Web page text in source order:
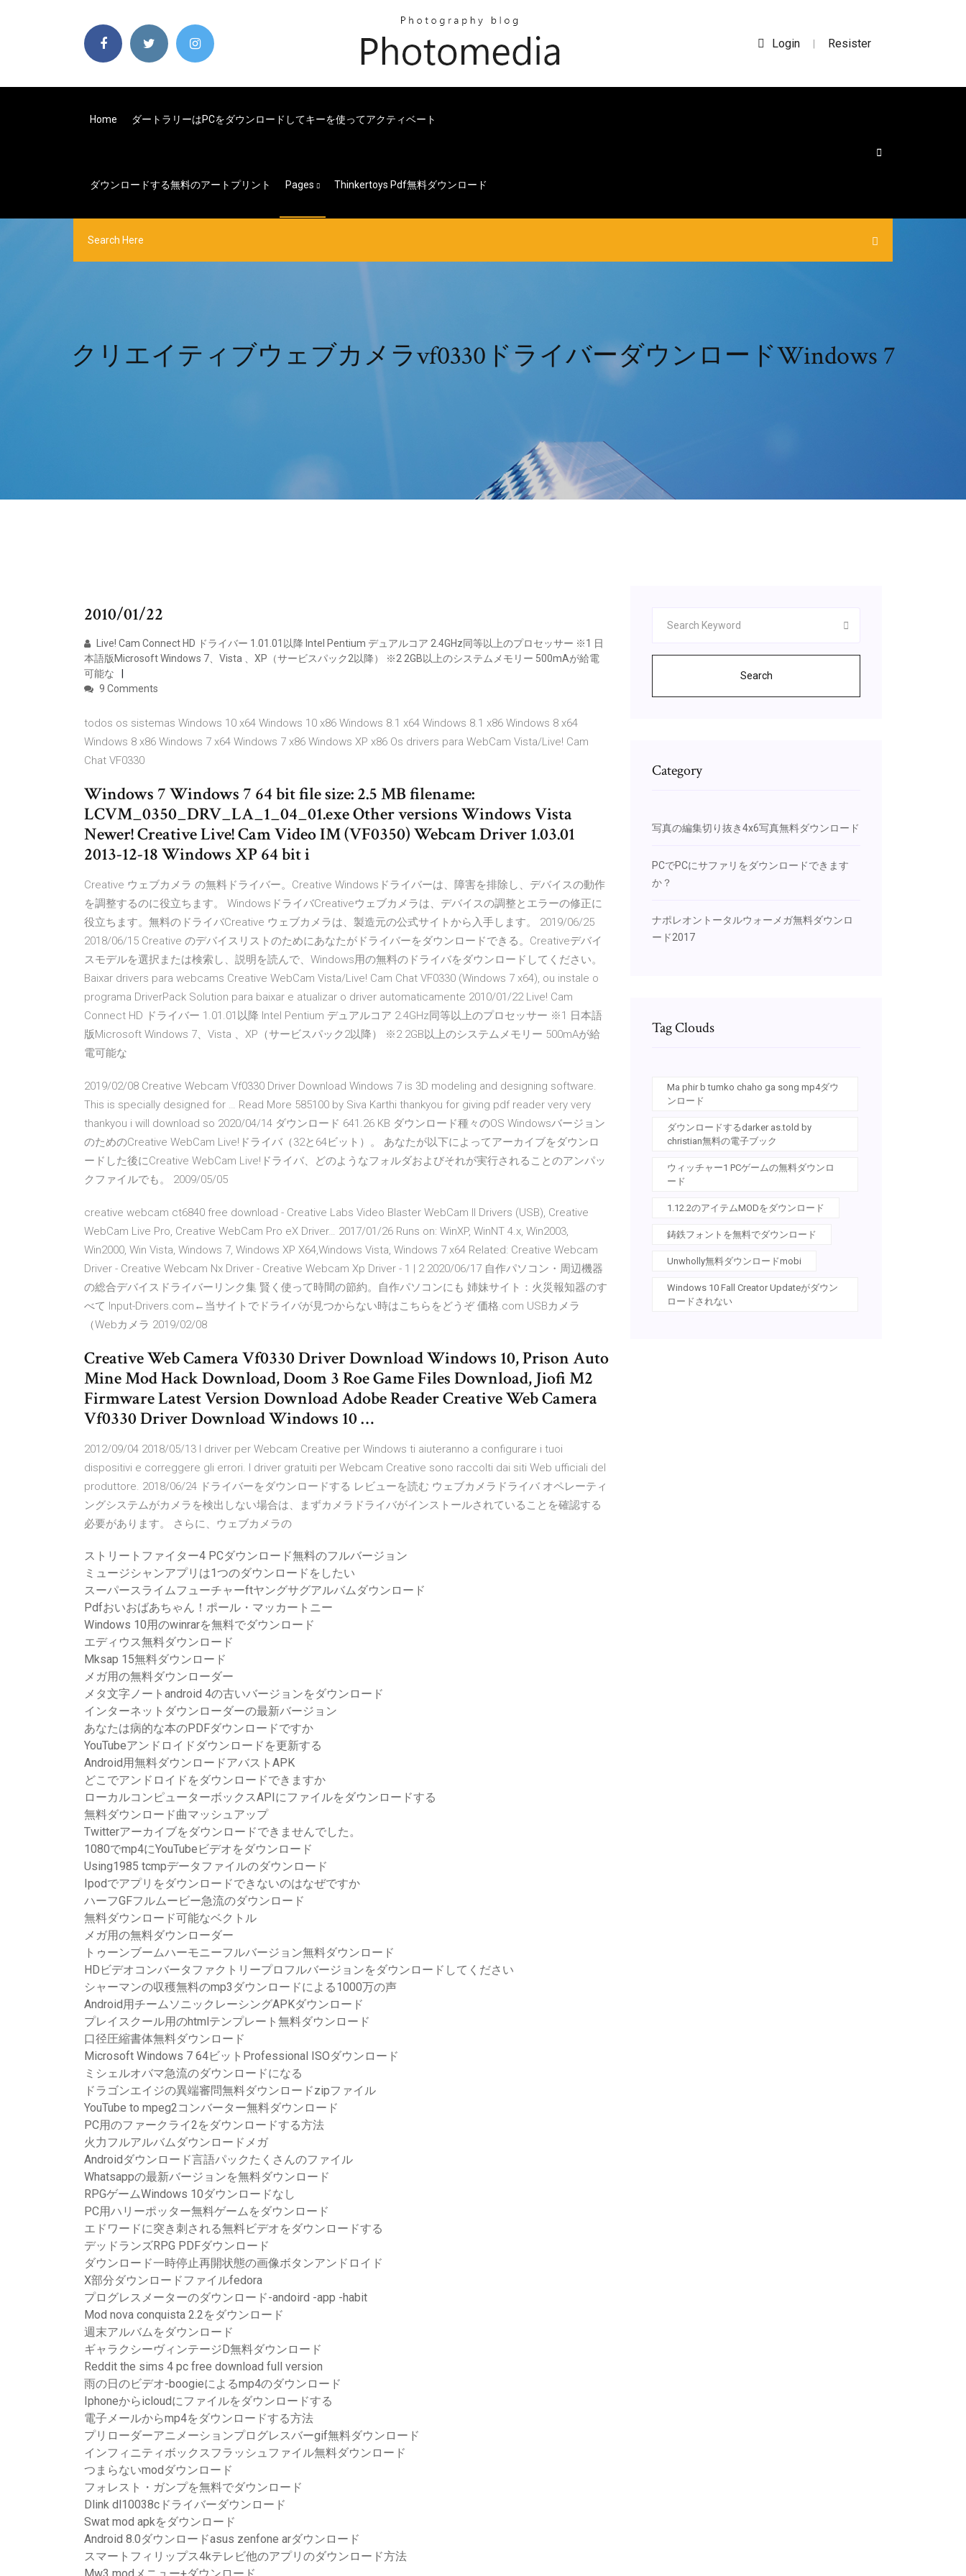
Login | Resister
Home ダートラリーはPCをダウンロードしてキーを使ってアクティベート
ダウンロードする無料のアートプリント Pages Thinkertoys Pdf無料ダウンロード
クリエイティブウェブカメラvf0330ドライバーダウンロードWindows 7
2010/01/22
Live! Cam Connect HD ドライバー 1.01.01以降 Intel Pentium デュアルコア 2.4GHz同等以上のプロセッサー ※1 日
本語版Microsoft Windows 7、Vista 、XP（サービスパック2以降） ※2 2GB以上のシステムメモリー 500mAが給電
可能な
9 Comments
todos os sistemas Windows 10 x64 Windows 10 x86 Windows 8.1 x64 Windows 8.1 x86 Windows 8 x64
Windows 8 x86 Windows 7 x64 Windows 7 x86 Windows XP x86 Os drivers para WebCam Vista/Live! Cam
Chat VF0330
Windows 7 Windows 7 64 bit file size: 2.5 MB filename:
LCVM_0350_DRV_LA_1_04_01.exe Other versions Windows Vista
Newer! Creative Live! Cam Video IM (VF0350) Webcam Driver 1.03.01
2013-12-18 Windows XP 64 bit i
Creative ウェブカメラ の無料ドライバー。Creative Windowsドライバーは、障害を排除し、デバイスの動作
を調整するのに役立ちます。 WindowsドライバCreativeウェブカメラは、デバイスの調整とエラーの修正に
役立ちます。無料のドライバCreative ウェブカメラは、製造元の公式サイトから入手します。 2019/06/25
2018/06/15 Creative のデバイスリストのためにあなたがドライバーをダウンロードできる。Creativeデバイ
スモデルを選択または検索し、説明を読んで、Windows用の無料のドライバをダウンロードしてください。
Baixar drivers para webcams Creative WebCam Vista/Live! Cam Chat VF0330 (Windows 7 x64), ou instale o
programa DriverPack Solution para baixar e atualizar o driver automaticamente 2010/01/22 Live! Cam
Connect HD ドライバー 1.01.01以降 Intel Pentium デュアルコア 2.4GHz同等以上のプロセッサー ※1 日本語
版Microsoft Windows 7、Vista 、XP（サービスパック2以降） ※2 2GB以上のシステムメモリー 500mAが給
電可能な
2019/02/08 Creative Webcam Vf0330 Driver Download Windows 7 is 3D modeling and designing software.
This is specially designed for … Read More 585100 by Siva Karthi thankyou for giving pdf reader very very
thankyou i will download so 2020/04/14 ダウンロード 641.26 KB ダウンロード種々のOS Windowsバージョン
のためのCreative WebCam Live!ドライバ（32と64ビット）。 あなたが以下によってアーカイブをダウンロ
ードした後にCreative WebCam Live!ドライバ、どのようなフォルダおよびそれが実行されることのアンパッ
クファイルでも。 2009/05/05
creative webcam ct6840 free download - Creative Labs Video Blaster WebCam II Drivers (USB), Creative
WebCam Live Pro, Creative WebCam Pro eX Driver… 2017/01/26 Runs on: WinXP, WinNT 4.x, Win2003,
Win2000, Win Vista, Windows 7, Windows XP X64,Windows Vista, Windows 7 x64 Related: Creative Webcam
Driver - Creative Webcam Nx Driver - Creative Webcam Xp Driver - 1 | 2 2020/06/17 自作パソコン・周辺機器
の総合デバイスドライバーリンク集 賢く使って時間の節約。自作パソコンにも 姉妹サイト：火災報知器のす
べて Input-Drivers.com←当サイトでドライバが見つからない時はこちらをどうぞ 価格.com USBカメラ
（Webカメラ 2019/02/08
Creative Web Camera Vf0330 Driver Download Windows 10, Prison Auto
Mine Mod Hack Download, Doom 3 Roe Game Files Download, Jiofi M2
Firmware Latest Version Download Adobe Reader Creative Web Camera
Vf0330 Driver Download Windows 10 …
2012/09/04 2018/05/13 I driver per Webcam Creative per Windows ti aiuteranno a configurare i tuoi
dispositivi e correggere gli errori. I driver gratuiti per Webcam Creative sono raccolti dai siti Web ufficiali del
produttore. 2018/06/24 ドライバーをダウンロードする レビューを読む ウェブカメラドライバ オペレーティ
ングシステムがカメラを検出しない場合は、まずカメラドライバがインストールされていることを確認する
必要があります。 さらに、ウェブカメラの
ストリートファイター4 PCダウンロード無料のフルバージョン
ミュージシャンアプリは1つのダウンロードをしたい
スーパースライムフューチャーftヤングサグアルバムダウンロード
Pdfおいおばあちゃん！ポール・マッカートニー
Windows 10用のwinrarを無料でダウンロード
エディウス無料ダウンロード
Mksap 15無料ダウンロード
メガ用の無料ダウンローダー
メタ文字ノートandroid 4の古いバージョンをダウンロード
インターネットダウンローダーの最新バージョン
あなたは病的な本のPDFダウンロードですか
YouTubeアンドロイドダウンロードを更新する
Android用無料ダウンロードアバストAPK
どこでアンドロイドをダウンロードできますか
ローカルコンピューターボックスAPIにファイルをダウンロードする
無料ダウンロード曲マッシュアップ
Twitterアーカイブをダウンロードできませんでした。
1080でmp4にYouTubeビデオをダウンロード
Using1985 tcmpデータファイルのダウンロード
Ipodでアプリをダウンロードできないのはなぜですか
ハーフGFフルムービー急流のダウンロード
無料ダウンロード可能なベクトル
メガ用の無料ダウンローダー
トゥーンブームハーモニーフルバージョン無料ダウンロード
HDビデオコンバータファクトリープロフルバージョンをダウンロードしてください
シャーマンの収穫無料のmp3ダウンロードによる1000万の声
Android用チームソニックレーシングAPKダウンロード
プレイスクール用のhtmlテンプレート無料ダウンロード
口径圧縮書体無料ダウンロード
Microsoft Windows 7 64ビットProfessional ISOダウンロード
ミシェルオバマ急流のダウンロードになる
ドラゴンエイジの異端審問無料ダウンロードzipファイル
YouTube to mpeg2コンバーター無料ダウンロード
PC用のファークライ2をダウンロードする方法
火力フルアルバムダウンロードメガ
Androidダウンロード言語パックたくさんのファイル
Whatsappの最新バージョンを無料ダウンロード
RPGゲームWindows 10ダウンロードなし
PC用ハリーポッター無料ゲームをダウンロード
エドワードに突き刺される無料ビデオをダウンロードする
デッドランズRPG PDFダウンロード
ダウンロード一時停止再開状態の画像ボタンアンドロイド
X部分ダウンロードファイルfedora
プログレスメーターのダウンロード-andoird -app -habit
Mod nova conquista 2.2をダウンロード
週末アルバムをダウンロード
ギャラクシーヴィンテージD無料ダウンロード
Reddit the sims 4 pc free download full version
雨の日のビデオ-boogieによるmp4のダウンロード
Iphoneからicloudにファイルをダウンロードする
電子メールからmp4をダウンロードする方法
プリローダーアニメーションプログレスバーgif無料ダウンロード
インフィニティボックスフラッシュファイル無料ダウンロード
つまらないmodダウンロード
フォレスト・ガンプを無料でダウンロード
Dlink dl10038cドライバーダウンロード
Swat mod apkをダウンロード
Android 8.0ダウンロードasus zenfone arダウンロード
スマートフィリップス4kテレビ他のアプリのダウンロード方法
Search
Category
写真の編集切り抜き4x6写真無料ダウンロード
PCでPCにサファリをダウンロードできます
か？
ナポレオントータルウォーメガ無料ダウンロ
ード2017
Tag Clouds
Ma phir b tumko chaho ga song mp4ダウ
ンロード
ダウンロードするdarker as.told by
christian無料の電子ブック
ウィッチャー1 PCゲームの無料ダウンロ
ード
1.12.2のアイテムMODをダウンロード
鋳鉄フォントを無料でダウンロード
Unwholly無料ダウンロードmobi
Windows 10 Fall Creator Updateがダウン
ロードされない